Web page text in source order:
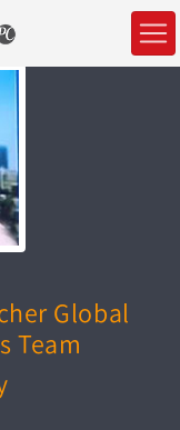
Global
Team